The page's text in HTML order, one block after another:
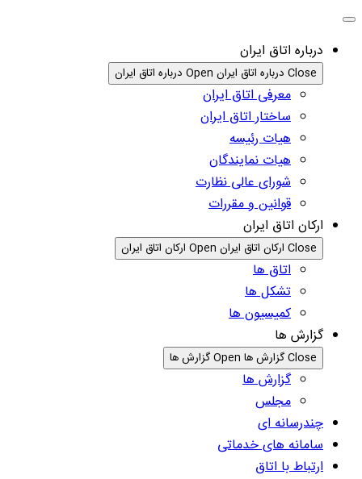
درباره اتاق ایران
Close درباره اتاق ایران Open درباره اتاق ایران
معرفی اتاق ایران
ساختار اتاق ایران
هیات رئیسه
هیات نمایندگان
شورای عالی نظارت
قوانین و مقررات
ارکان اتاق ایران
Close ارکان اتاق ایران Open ارکان اتاق ایران
اتاق ها
تشکل ها
کمیسیون ها
گزارش ها
Close گزارش ها Open گزارش ها
گزارش ها
مجلس
چندرسانه ای
سامانه های خدماتی
ارتباط با اتاق